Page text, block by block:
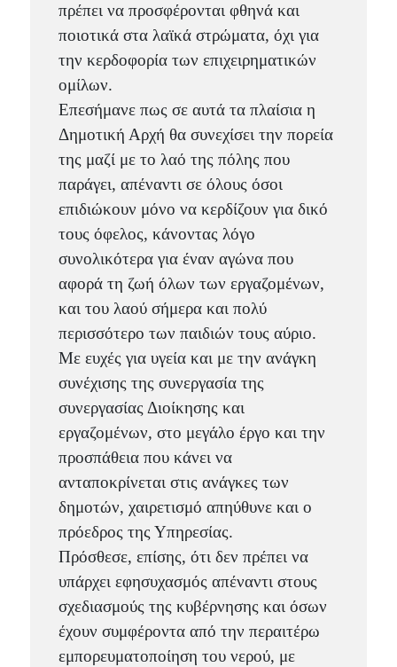
πρέπει να προσφέρονται φθηνά και
ποιοτικά στα λαϊκά στρώματα, όχι για
την κερδοφορία των επιχειρηματικών
ομίλων.
Επεσήμανε πως σε αυτά τα πλαίσια η
Δημοτική Αρχή θα συνεχίσει την πορεία
της μαζί με το λαό της πόλης που
παράγει, απέναντι σε όλους όσοι
επιδιώκουν μόνο να κερδίζουν για δικό
τους όφελος, κάνοντας λόγο
συνολικότερα για έναν αγώνα που
αφορά τη ζωή όλων των εργαζομένων,
και του λαού σήμερα και πολύ
περισσότερο των παιδιών τους αύριο.
Με ευχές για υγεία και με την ανάγκη
συνέχισης της συνεργασία της
συνεργασίας Διοίκησης και
εργαζομένων, στο μεγάλο έργο και την
προσπάθεια που κάνει να
ανταποκρίνεται στις ανάγκες των
δημοτών, χαιρετισμό απηύθυνε και ο
πρόεδρος της Υπηρεσίας.
Πρόσθεσε, επίσης, ότι δεν πρέπει να
υπάρχει εφησυχασμός απέναντι στους
σχεδιασμούς της κυβέρνησης και όσων
έχουν συμφέροντα από την περαιτέρω
εμπορευματοποίηση του νερού, με